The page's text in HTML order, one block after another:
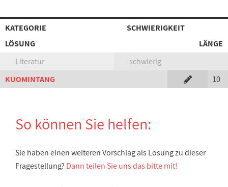
KATEGORIE
SCHWIERIGKEIT
LÖSUNG
LÄNGE
Literatur
schwierig
KUOMINTANG
10
So können Sie helfen:
Sie haben einen weiteren Vorschlag als Lösung zu dieser
Fragestellung? Dann teilen Sie uns das bitte mit!